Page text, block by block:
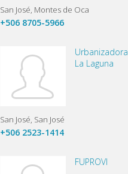
San José Montes de Oca
+506 8705-5966
Urbanizadora
La Laguna
San José San José
+506 2523-1414
FUPROVI